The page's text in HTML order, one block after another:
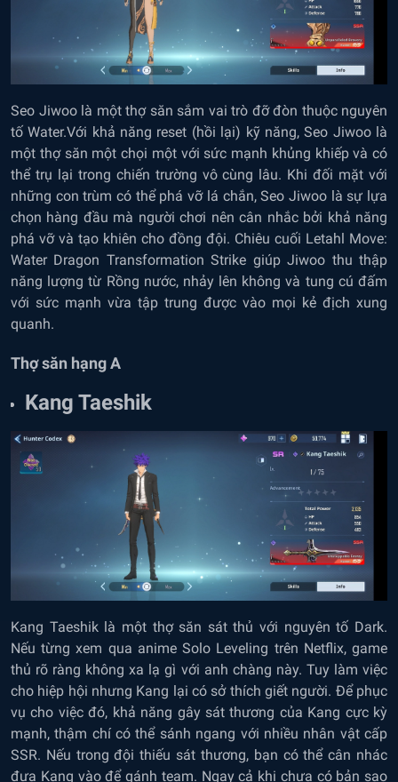
Seo Jiwoo là một thợ săn sắm vai trò đỡ đòn thuộc nguyên
tố Water.Với khả năng reset (hồi lại) kỹ năng, Seo Jiwoo là
một thợ săn một chọi một với sức mạnh khủng khiếp và có
thể trụ lại trong chiến trường vô cùng lâu. Khi đối mặt với
những con trùm có thể phá vỡ lá chắn, Seo Jiwoo là sự lựa
chọn hàng đầu mà người chơi nên cân nhắc bởi khả năng
phá vỡ và tạo khiên cho đồng đội. Chiêu cuối Letahl Move:
Water Dragon Transformation Strike giúp Jiwoo thu thập
năng lượng từ Rồng nước, nhảy lên không và tung cú đấm
với sức mạnh vừa tập trung được vào mọi kẻ địch xung
quanh.
Thợ săn hạng A
Kang Taeshik
Kang Taeshik là một thợ săn sát thủ với nguyên tố Dark.
Nếu từng xem qua anime Solo Leveling trên Netflix, game
thủ rõ ràng không xa lạ gì với anh chàng này. Tuy làm việc
cho hiệp hội nhưng Kang lại có sở thích giết người. Để phục
vụ cho việc đó, khả năng gây sát thương của Kang cực kỳ
mạnh, thậm chí có thể sánh ngang với nhiều nhân vật cấp
SSR. Nếu trong đội thiếu sát thương, bạn có thể cân nhác
đưa Kang vào để gánh team. Ngay cả khi chưa có bản sao